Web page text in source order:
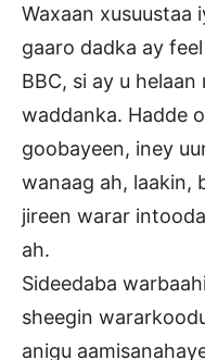
Waxaan xusuustaa
gaaro dadka ay
BBC, si ay u
waddanka. Hadde
goobayeen, iney
wanaag ah, laakin,
jireen warar
ah.
Sideedaba
sheegin
anigu